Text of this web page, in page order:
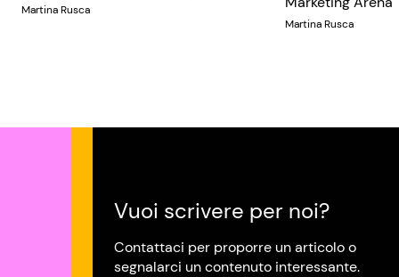
Martina Rusca
Martina Rusca
Vuoi scrivere per noi?
Contattaci per proporre un articolo o
segnalarci un contenuto interessante.